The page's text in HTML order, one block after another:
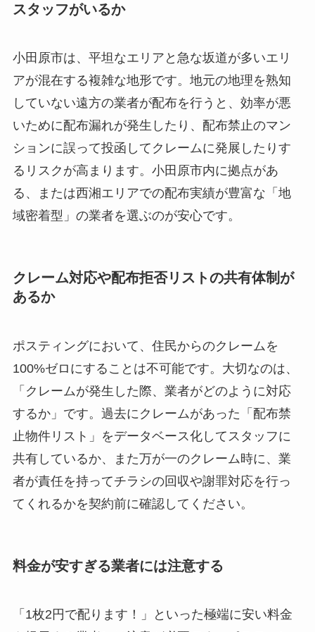
スタッフがいるか
小田原市は、平坦なエリアと急な坂道が多いエリ
アが混在する複雑な地形です。地元の地理を熟知
していない遠方の業者が配布を行うと、効率が悪
いために配布漏れが発生したり、配布禁止のマン
ションに誤って投函してクレームに発展したりす
るリスクが高まります。小田原市内に拠点があ
る、または西湘エリアでの配布実績が豊富な「地
域密着型」の業者を選ぶのが安心です。
クレーム対応や配布拒否リストの共有体制が
あるか
ポスティングにおいて、住民からのクレームを
100%ゼロにすることは不可能です。大切なのは、
「クレームが発生した際、業者がどのように対応
するか」です。過去にクレームがあった「配布禁
止物件リスト」をデータベース化してスタッフに
共有しているか、また万が一のクレーム時に、業
者が責任を持ってチラシの回収や謝罪対応を行っ
てくれるかを契約前に確認してください。
料金が安すぎる業者には注意する
「1枚2円で配ります！」といった極端に安い料金